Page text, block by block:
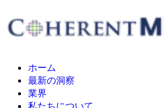
ホーム
最新の洞察
業界